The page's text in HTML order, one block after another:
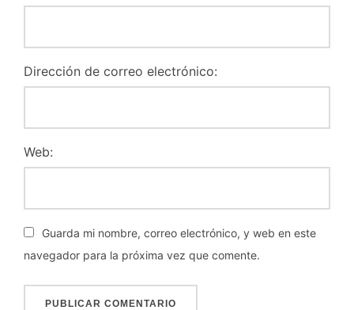
Dirección de correo electrónico:
Web:
Guarda mi nombre, correo electrónico, y web en este
navegador para la próxima vez que comente.